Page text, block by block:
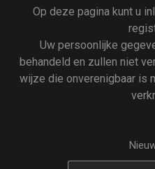
Op deze pagina kunt u
Uw persoonlijke
behandeld en zullen niet
wijze die onverenigbaar is